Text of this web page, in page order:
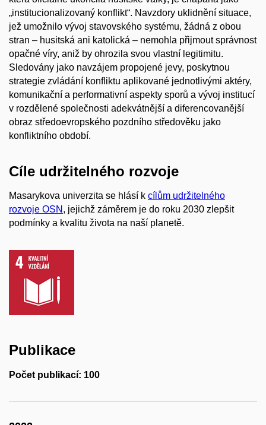
„institucionalizovaný konflikt“. Navzdory uklidnění situace,
jež umožnilo vývoj stavovského systému, žádná z obou
stran – husitská ani katolická – nemohla přijmout správnost
opačné víry, aniž by ohrozila svou vlastní legitimitu.
Sledovány jako navzájem propojené jevy, poskytnou
strategie zvládání konfliktu aplikované jednotlivými aktéry,
komunikační a performativní aspekty sporů a vývoj institucí
v rozdělené společnosti adekvátnější a diferencovanější
obraz středoevropského pozdního středověku jako
konfliktního období.
Cíle udržitelného rozvoje
Masarykova univerzita se hlásí k cílům udržitelného
rozvoje OSN , jejichž záměrem je do roku 2030 zlepšit
podmínky a kvalitu života na naší planetě.
Publikace
Počet publikací: 100